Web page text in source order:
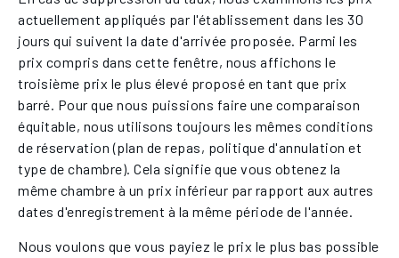
actuellement appliqués par l'établissement dans les 30
jours qui suivent la date d'arrivée proposée. Parmi les
prix compris dans cette fenêtre, nous affichons le
troisième prix le plus élevé proposé en tant que prix
barré. Pour que nous puissions faire une comparaison
équitable, nous utilisons toujours les mêmes conditions
de réservation (plan de repas, politique d'annulation et
type de chambre). Cela signifie que vous obtenez la
même chambre à un prix inférieur par rapport aux autres
dates d'enregistrement à la même période de l'année.
Nous voulons que vous payiez le prix le plus bas possible